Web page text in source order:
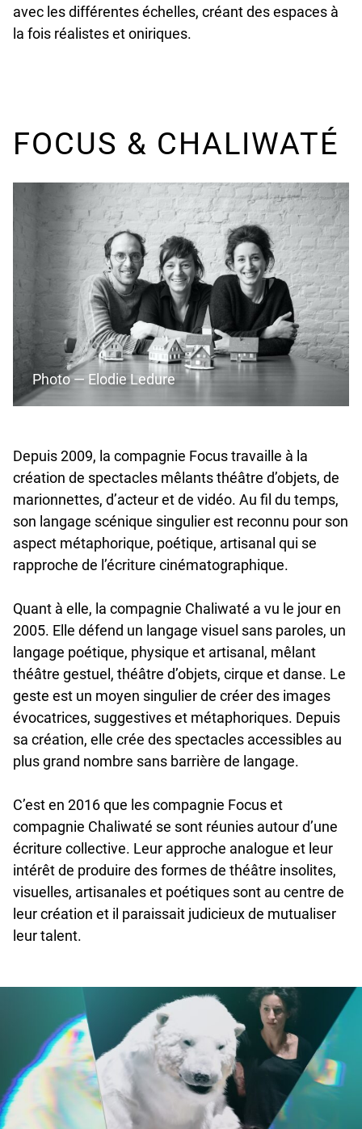
avec les différentes échelles, créant des espaces à
la fois réalistes et oniriques.
FOCUS & CHALIWATÉ
Photo — Elodie Ledure
Depuis 2009, la compagnie Focus travaille à la
création de spectacles mêlants théâtre d’objets, de
marionnettes, d’acteur et de vidéo. Au fil du temps,
son langage scénique singulier est reconnu pour son
aspect métaphorique, poétique, artisanal qui se
rapproche de l’écriture cinématographique.
Quant à elle, la compagnie Chaliwaté a vu le jour en
2005. Elle défend un langage visuel sans paroles, un
langage poétique, physique et artisanal, mêlant
théâtre gestuel, théâtre d’objets, cirque et danse. Le
geste est un moyen singulier de créer des images
évocatrices, suggestives et métaphoriques. Depuis
sa création, elle crée des spectacles accessibles au
plus grand nombre sans barrière de langage.
C’est en 2016 que les compagnie Focus et
compagnie Chaliwaté se sont réunies autour d’une
écriture collective. Leur approche analogue et leur
intérêt de produire des formes de théâtre insolites,
visuelles, artisanales et poétiques sont au centre de
leur création et il paraissait judicieux de mutualiser
leur talent.